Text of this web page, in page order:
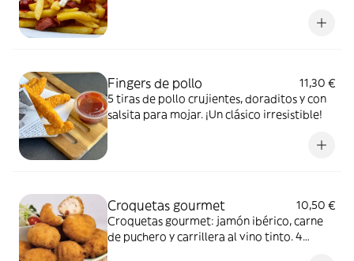
Fingers de pollo
11,30 €
5 tiras de pollo crujientes, doraditos y con
salsita para mojar. ¡Un clásico irresistible!
Croquetas gourmet
10,50 €
Croquetas gourmet: jamón ibérico, carne
de puchero y carrillera al vino tinto. 4